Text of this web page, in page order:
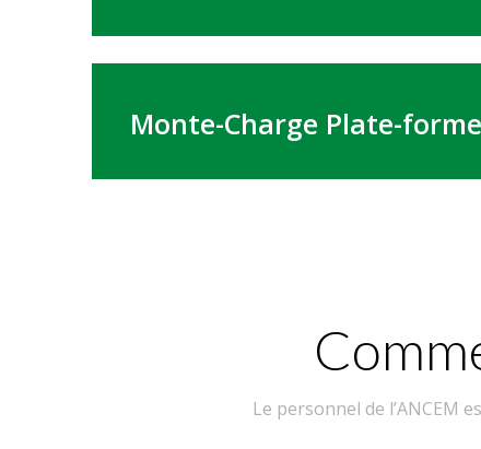
Monte-Charge Plate-
Le personnel de l’ANCEM